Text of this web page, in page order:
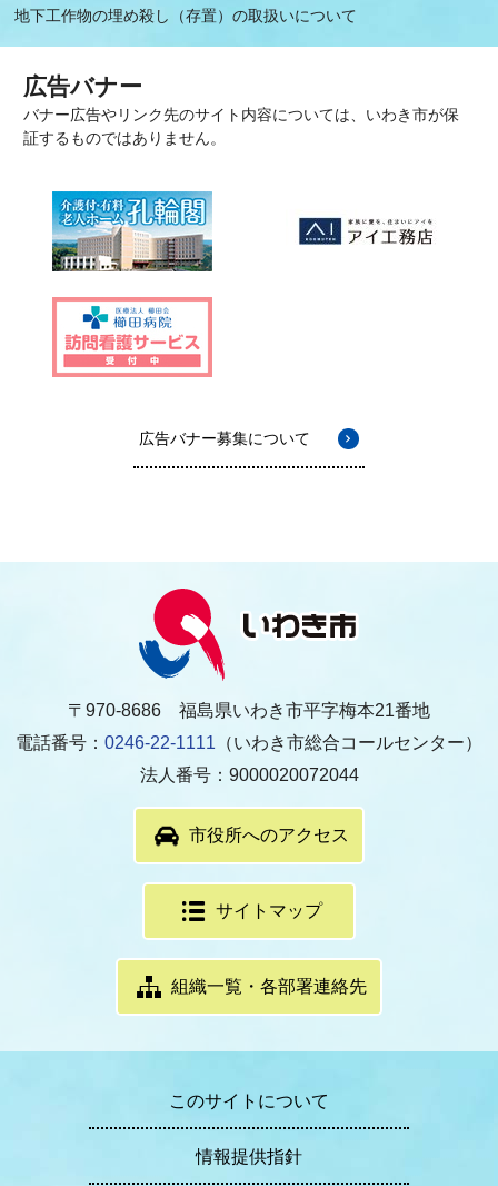
地下工作物の埋め殺し（存置）の取扱いについて
広告バナー
バナー広告やリンク先のサイト内容については、いわき市が保
証するものではありません。
広告バナー募集について
〒970-8686 福島県いわき市平字梅本21番地
電話番号： 0246-22-1111 （いわき市総合コールセンター）
法人番号：9000020072044
市役所へのアクセス
サイトマップ
組織一覧・各部署連絡先
このサイトについて
情報提供指針